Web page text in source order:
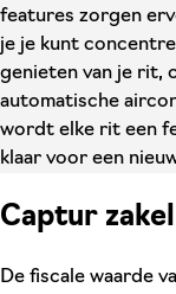
features zorgen
je je kunt
genieten van je rit,
automatische
wordt elke rit een
klaar voor een
Captur
De fiscale waarde